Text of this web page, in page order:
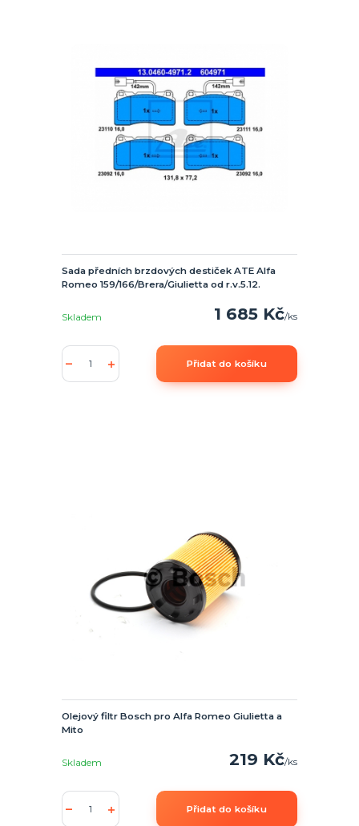
Sada předních brzdových destiček ATE Alfa
Romeo 159/166/Brera/Giulietta od r.v.5.12.
1 685 Kč/ks
Skladem
Přidat do košíku
Olejový filtr Bosch pro Alfa Romeo Giulietta a
Mito
219 Kč/ks
Skladem
Přidat do košíku